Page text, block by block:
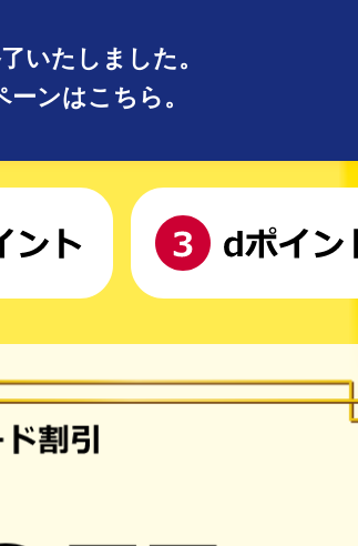
いたしました。
ンはこちら。